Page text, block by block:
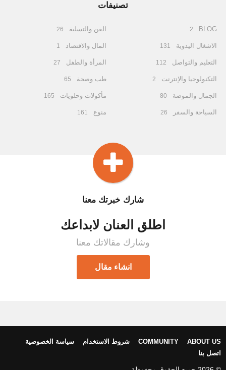
تصنيفات
BLOG
2
الاشغال اليدوية 131
التعليم والتواصل 112
التكنولوجيا والإنترنت 2
الجمال والموضة 80
السياحة والسفر 26
الفن والتسلية 26
المال والاقتصاد 1
المرأة والطفل 27
طب وصحة 65
مأكولات وحلويات 165
منوع 161
شارك خبرتك معنا
اطلق العنان لابداعك
وشارك مقالاتك معنا
انشاء مقال
ABOUT US
COMMUNITY شروط الاستخدام
سياسة الخصوصية
اتصل بنا